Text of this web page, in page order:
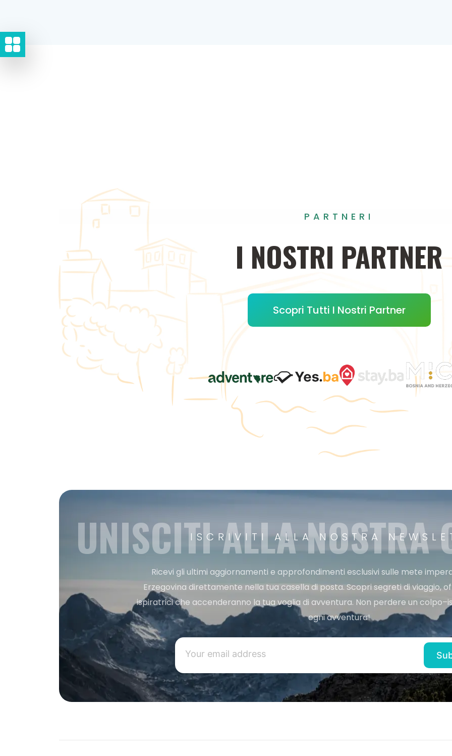
PARTNERI
I NOSTRI PARTNER
Scopri Tutti I Nostri Partner
ISCRIVITI ALLA NOSTRA
UNISCITI ALLA NOSTRA
Ricevi gli ultimi aggiornamenti e approfondimenti esclusivi sulle mete
Erzegovina direttamente nella tua casella di posta. Scopri segreti di viaggio,
ispiratrici che accenderanno la tua voglia di avventura. Non perdere un
ogni avventura!